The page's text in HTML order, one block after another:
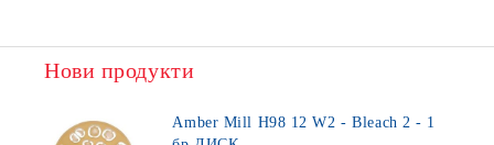
Нови продукти
Amber Mill H98 12 W2 - Bleach 2 - 1